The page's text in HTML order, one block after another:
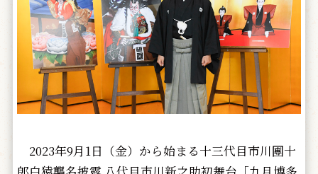
2023年9月1日（金）から始まる十三代目市川團十